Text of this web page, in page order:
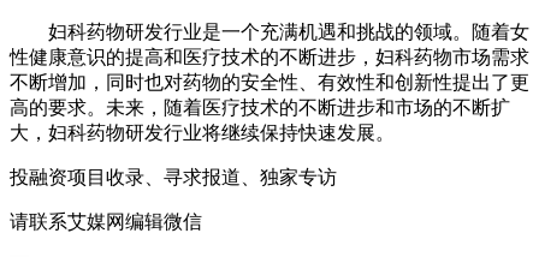
妇科药物研发行业是一个充满机遇和挑战的领域。随着女
性健康意识的提高和医疗技术的不断进步，妇科药物市场需求
不断增加，同时也对药物的安全性、有效性和创新性提出了更
高的要求。未来，随着医疗技术的不断进步和市场的不断扩
大，妇科药物研发行业将继续保持快速发展。
投融资项目收录、寻求报道、独家专访
请联系艾媒网编辑微信